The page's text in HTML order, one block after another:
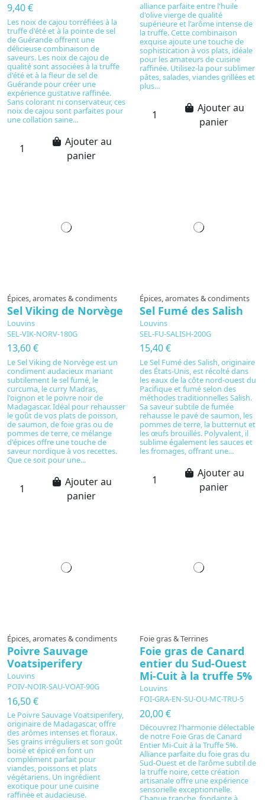
9,40 €
Les noix de cajou torréfiées à la
truffe d'été et à la pointe de sel
de Guérande offrent une
délicieuse combinaison de
saveurs. Les noix de cajou de
qualité sont associées à la truffe
d'été et à la fleur de sel de
Guérande pour créer une
expérience gustative raffinée.
Sans colorant ni conservateur, ces
noix de cajou sont parfaites pour
une collation saine...
Ajouter au
panier
alliance parfaite entre l'huile
d'olive vierge de qualité
supérieure et l'arôme intense de
la truffe. Cette combinaison
exquise ajoute une touche de
sophistication à vos plats, idéale
pour les amateurs de cuisine
raffinée. Utilisez-la pour sublimer
pâtes, salades, viandes grillées et
plus...
Ajouter au
panier
Épices, aromates & condiments
Sel Viking de Norvège
Louvins
SEL-VIK-NORV-180G
13,60 €
Le Sel Viking de Norvège est un
condiment audacieux mariant
subtilement le sel fumé, le
curcuma, le curry Madras,
l'oignon et le poivre noir de
Madagascar. Idéal pour rehausser
le goût de vos plats de poisson,
de saumon, de foie gras ou de
pommes de terre, ce mélange
d'épices offre une touche de
saveur nordique à vos recettes.
Que ce soit pour une...
Ajouter au
panier
Épices, aromates & condiments
Sel Fumé des Salish
Louvins
SEL-FU-SALISH-200G
15,40 €
Le Sel Fumé des Salish, originaire
des États-Unis, est récolté dans
les eaux de la côte nord-ouest du
Pacifique et fumé selon des
méthodes traditionnelles Salish.
Sa saveur subtile de fumée
rehausse le pavé de saumon, les
pommes de terre, la butternut et
les œufs brouillés. Polyvalent, il
sublime également les sauces et
les fromages, offrant une...
Ajouter au
panier
Épices, aromates & condiments
Poivre Sauvage
Voatsiperifery
Louvins
POIV-NOIR-SAU-VOAT-90G
16,50 €
Le Poivre Sauvage Voatsiperifery,
originaire de Madagascar, offre
des arômes intenses et floraux.
Ses grains irréguliers et son goût
boisé et épicé en font un
complément parfait pour
viandes, poissons et plats
végétariens. Un ingrédient
exotique pour une cuisine
raffinée et audacieuse.
Foie gras & Terrines
Foie gras de Canard
entier du Sud-Ouest
Mi-Cuit à la truffe 5%
Louvins
FOI-GRA-EN-SU-OU-MC-TRU-5
20,00 €
Découvrez l'harmonie délectable
de notre Foie Gras de Canard
Entier Mi-Cuit à la Truffe 5%.
Alliance parfaite du foie gras du
Sud-Ouest et de l'arôme subtil de
la truffe noire, cette création
artisanale offre une expérience
sensorielle exceptionnelle.